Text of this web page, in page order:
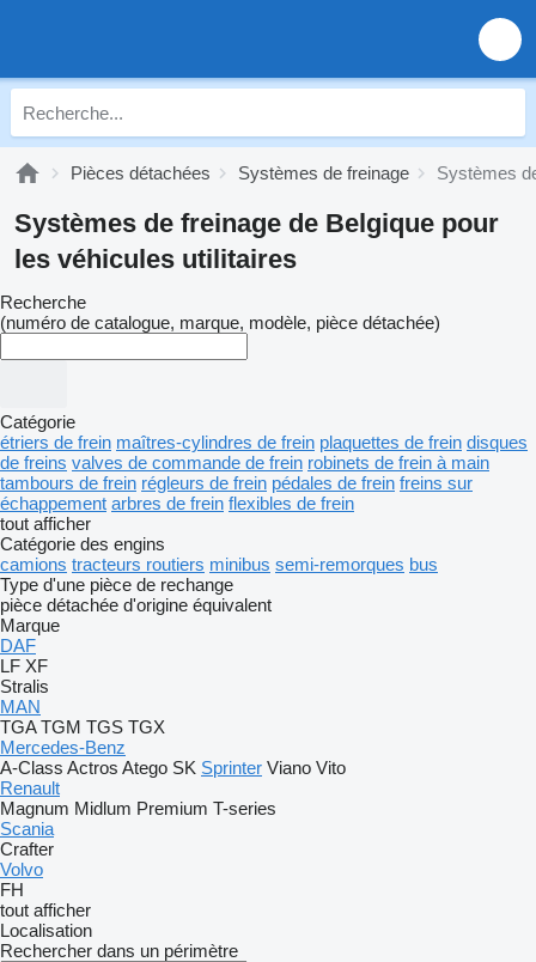
Pièces détachées Systèmes de freinage Systèmes
Systèmes de freinage de Belgique pour
les véhicules utilitaires
Recherche
(numéro de catalogue, marque, modèle, pièce détachée)
Catégorie
étriers de frein maîtres-cylindres de frein plaquettes de frein disques
de freins valves de commande de frein robinets de frein à main
tambours de frein régleurs de frein pédales de frein freins sur
échappement arbres de frein flexibles de frein
tout afficher
Catégorie des engins
camions tracteurs routiers minibus semi-remorques bus
Type d'une pièce de rechange
pièce détachée d'origine équivalent
Marque
DAF
LF XF
Stralis
MAN
TGA TGM TGS TGX
Mercedes-Benz
A-Class Actros Atego SK Sprinter Viano Vito
Renault
Magnum Midlum Premium T-series
Scania
Crafter
Volvo
FH
tout afficher
Localisation
Rechercher dans un périmètre